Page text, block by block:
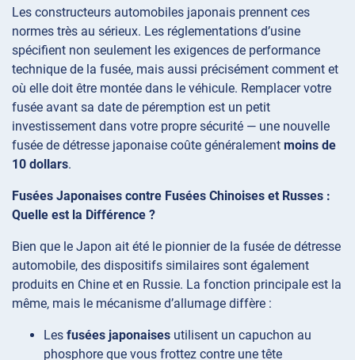
Les constructeurs automobiles japonais prennent ces
normes très au sérieux. Les réglementations d’usine
spécifient non seulement les exigences de performance
technique de la fusée, mais aussi précisément comment et
où elle doit être montée dans le véhicule. Remplacer votre
fusée avant sa date de péremption est un petit
investissement dans votre propre sécurité — une nouvelle
fusée de détresse japonaise coûte généralement moins de
10 dollars.
Fusées Japonaises contre Fusées Chinoises et Russes :
Quelle est la Différence ?
Bien que le Japon ait été le pionnier de la fusée de détresse
automobile, des dispositifs similaires sont également
produits en Chine et en Russie. La fonction principale est la
même, mais le mécanisme d’allumage diffère :
Les fusées japonaises utilisent un capuchon au
phosphore que vous frottez contre une tête